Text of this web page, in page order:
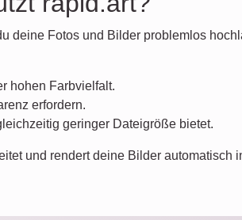
deine Fotos und Bilder problemlos
hohen Farbvielfalt.
erfordern.
geringer Dateigröße bietet.
und rendert deine Bilder automatisch